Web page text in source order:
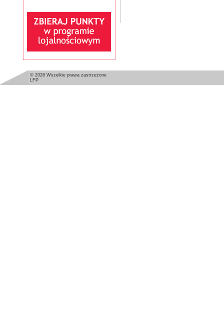
© 2026 Wszelkie prawa zastrzeżone
LFP